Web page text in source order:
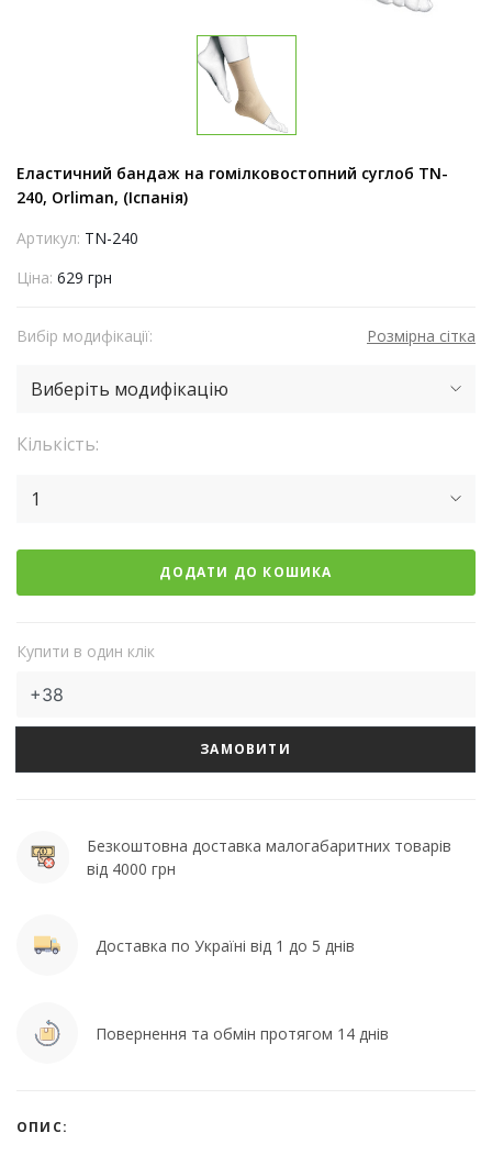
Еластичний бандаж на гомілковостопний суглоб TN-
240, Orliman, (Іспанія)
Артикул: TN-240
Ціна: 629 грн
Вибір модифікації: Розмірна сітка
Виберіть модифікацію
Кількість:
1
ДОДАТИ ДО КОШИКА
Купити в один клік
ЗАМОВИТИ
Безкоштовна доставка малогабаритних товарів
від 4000 грн
Доставка по Україні від 1 до 5 днів
Повернення та обмін протягом 14 днів
ОПИС: